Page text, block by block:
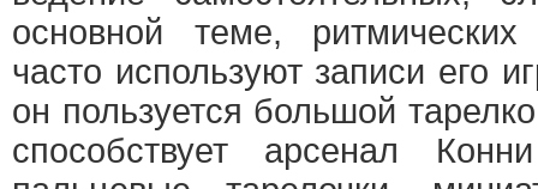
основной теме,
часто используют записи его
он пользуется большой
способствует арсенал